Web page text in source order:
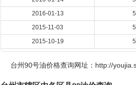
2016-01-13
2015-11-03
2015-10-19
台州90号油价格查询网址：http://